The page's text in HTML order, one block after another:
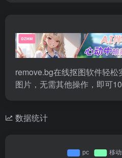
remove.bg在线抠图软件轻
图片，无需其他操作，即可
数据统计